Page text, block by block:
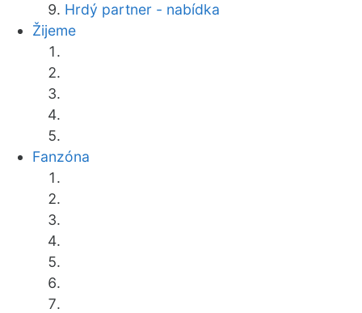
Hrdý partner - nabídka
Žijeme
Fanzóna